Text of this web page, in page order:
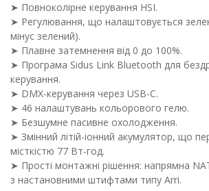
➤ Повноколірне керування HSI.
➤ Регулювання, що налаштовується
мінус зелений).
➤ Плавне затемнення від 0 до 100%.
➤ Програма Sidus Link Bluetooth для
керування.
➤ DMX-керування через USB-C.
➤ 46 налаштувань кольорового гелю.
➤ Безшумне пасивне охолодження.
➤ Змінний літій-іонний акумулятор, що
місткістю 77 Вт-год.
➤ Прості монтажні рішення: напрямна
з настановними штифтами типу Arri.